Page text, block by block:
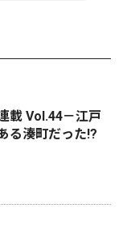
載 Vol.44－江戸
る湊町だった!?